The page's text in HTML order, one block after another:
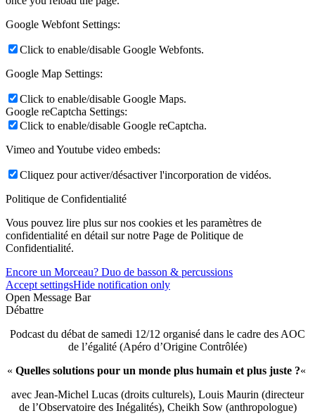
Google Webfont Settings:
Click to enable/disable Google Webfonts.
Google Map Settings:
Click to enable/disable Google Maps.
Google reCaptcha Settings:
Click to enable/disable Google reCaptcha.
Vimeo and Youtube video embeds:
Cliquez pour activer/désactiver l'incorporation de vidéos.
Politique de Confidentialité
Vous pouvez lire plus sur nos cookies et les paramètres de
confidentialité en détail sur notre Page de Politique de
Confidentialité.
Encore un Morceau? Duo de basson & percussions
Accept settingsHide notification only
Open Message Bar
Débattre
Podcast du débat de samedi 12/12 organisé dans le cadre des AOC
de l’égalité (Apéro d’Origine Contrôlée)
« Quelles solutions pour un monde plus humain et plus juste ?«
avec Jean-Michel Lucas (droits culturels), Louis Maurin (directeur
de l’Observatoire des Inégalités), Cheikh Sow (anthropologue)